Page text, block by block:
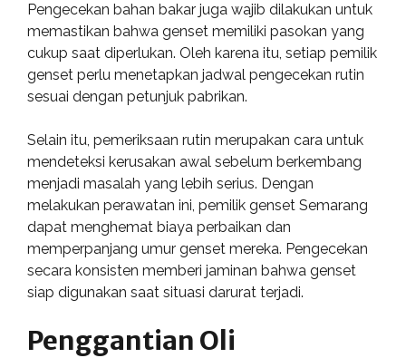
Pengecekan bahan bakar juga wajib dilakukan untuk
memastikan bahwa genset memiliki pasokan yang
cukup saat diperlukan. Oleh karena itu, setiap pemilik
genset perlu menetapkan jadwal pengecekan rutin
sesuai dengan petunjuk pabrikan.
Selain itu, pemeriksaan rutin merupakan cara untuk
mendeteksi kerusakan awal sebelum berkembang
menjadi masalah yang lebih serius. Dengan
melakukan perawatan ini, pemilik genset Semarang
dapat menghemat biaya perbaikan dan
memperpanjang umur genset mereka. Pengecekan
secara konsisten memberi jaminan bahwa genset
siap digunakan saat situasi darurat terjadi.
Penggantian Oli